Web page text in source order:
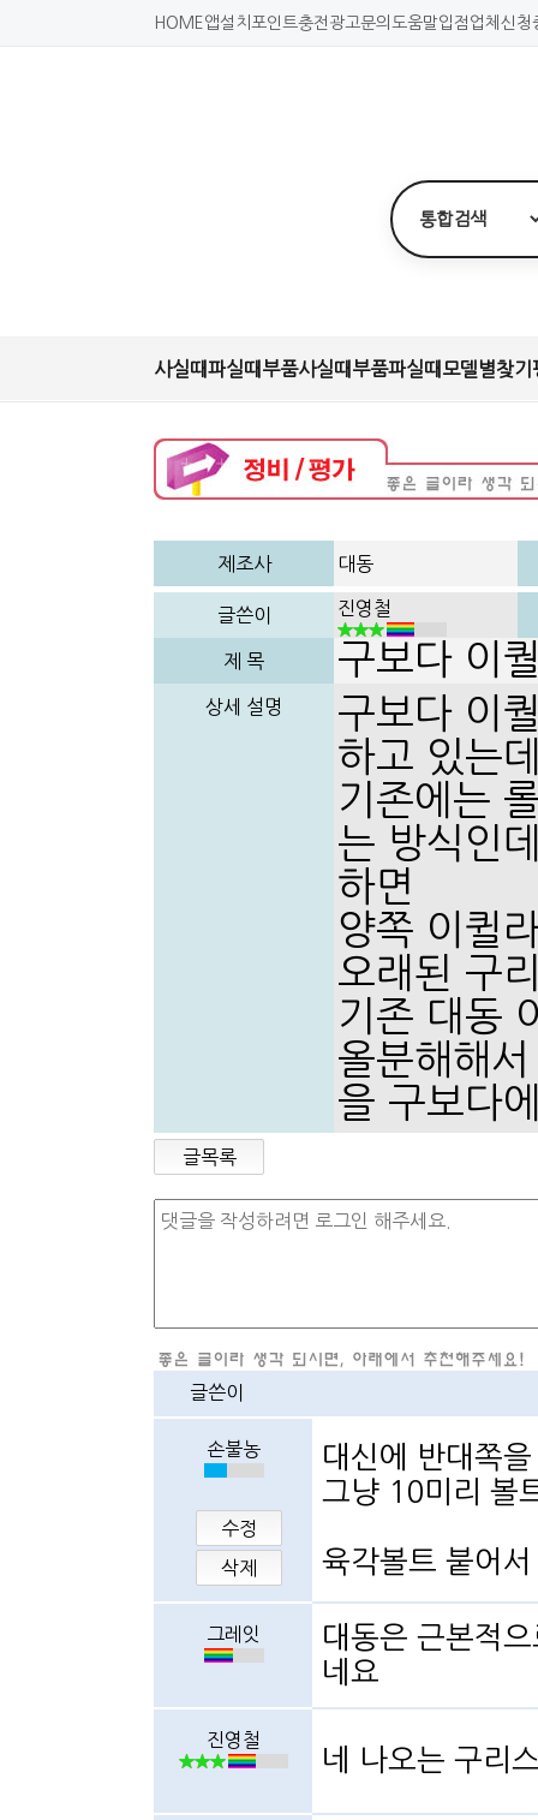
HOME 앱설치 포인트충전 광고문의 도움말입점업체신청
사실때파실때 부품사실때 부품파실때 모델별찾기
제조사 대동
글쓴이 진영철
제 목 구보다 이
상세 설명
구보다 이
하고 있는
기존에는
는 방식인
하면
양쪽 이퀼
오래된 구
기존 대동
올분해해
을 구보다
글목록
글쓴이
손불농
수정
삭제
대신에 반대쪽
그냥 10미리 볼
육각볼트 붙어
그레잇
대동은 근본적
네요
진영철
네 나오는 구리